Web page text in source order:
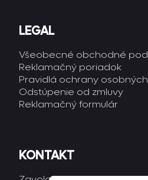
LEGAL
Všeobecné obchodné
Reklamačný poriadok
Pravidlá ochrany
Odstúpenie od zmluvy
Reklamačný formulár
KONTAKT